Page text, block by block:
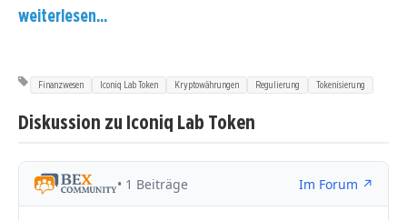
weiterlesen...
Finanzwesen Iconiq Lab Token Kryptowährungen Regulierung Tokenisierung
Diskussion zu Iconiq Lab Token